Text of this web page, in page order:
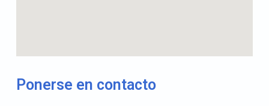
Ponerse en contacto